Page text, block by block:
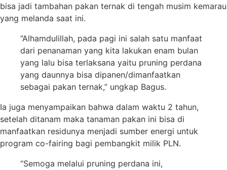
bisa jadi tambahan pakan ternak di tengah musim kemarau
yang melanda saat ini.
“Alhamdulillah, pada pagi ini salah satu manfaat
dari penanaman yang kita lakukan enam bulan
yang lalu bisa terlaksana yaitu pruning perdana
yang daunnya bisa dipanen/dimanfaatkan
sebagai pakan ternak,” ungkap Bagus.
Ia juga menyampaikan bahwa dalam waktu 2 tahun,
setelah ditanam maka tanaman pakan ini bisa di
manfaatkan residunya menjadi sumber energi untuk
program co-fairing bagi pembangkit milik PLN.
“Semoga melalui pruning perdana ini,